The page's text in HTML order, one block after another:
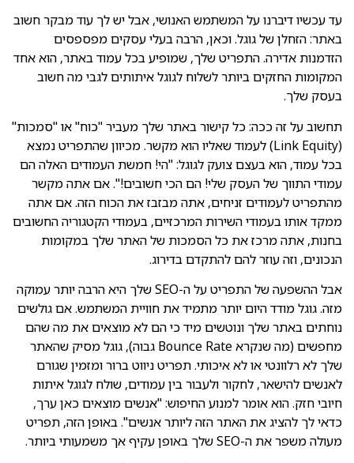
עד עכשיו דיברנו על המשתמש האנושי, אבל יש לך עוד מבקר חשוב
באתר: הזחלן של גוגל. וכאן, הרבה בעלי עסקים מפספסים
הזדמנות אדירה. התפריט שלך, שמופיע בכל עמוד באתר, הוא אחד
המקומות החזקים ביותר לשלוח לגוגל איתותים לגבי מה חשוב
בעסק שלך.
תחשוב על זה ככה: כל קישור באתר שלך מעביר "כוח" או "סמכות"
(Link Equity) לעמוד שאליו הוא מקשר. מכיוון שהתפריט נמצא
בכל עמוד, הוא בעצם צועק לגוגל: "הי! חמשת העמודים האלה הם
עמודי התווך של העסק שלי! הם הכי חשובים!". אם אתה מקשר
מהתפריט לעמודים זניחים, אתה מבזבז את הכוח הזה. אם אתה
ממקד אותו בעמודי השירות המרכזיים, בעמודי הקטגוריה החשובים
בחנות, אתה מרכז את כל הסמכות של האתר שלך במקומות
הנכונים, וזה עוזר להם להתקדם בדירוג.
אבל ההשפעה של התפריט על ה-SEO שלך היא הרבה יותר עמוקה
מזה. גוגל מודד היום יותר מתמיד את חוויית המשתמש. אם גולשים
נוחתים באתר שלך ונוטשים מיד כי הם לא מוצאים את מה שהם
מחפשים (מה שנקרא Bounce Rate גבוה), גוגל מסיק שהאתר
שלך לא רלוונטי או לא איכותי. תפריט ניווט ברור ומזמין שגורם
לאנשים להישאר, לחקור ולעבור בין עמודים, שולח לגוגל איתות
חיובי חזק. הוא אומר למנוע החיפוש: "אנשים מוצאים כאן ערך,
כדאי לך להציג את האתר הזה ליותר אנשים". באופן הזה, תפריט
מעולה משפר את ה-SEO שלך באופן עקיף אך משמעותי ביותר.